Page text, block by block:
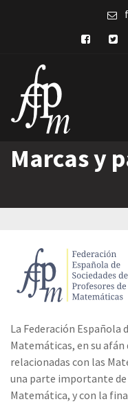
Marcas y
La Federación Española
Matemáticas, en su afán
relacionadas con las
una parte importante de
Matemática, y con la